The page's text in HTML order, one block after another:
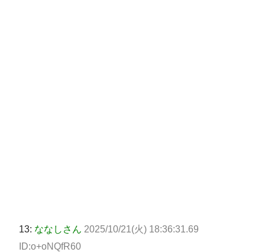
13: ななしさん 2025/10/21(火) 18:36:31.69
ID:o+oNQfR60